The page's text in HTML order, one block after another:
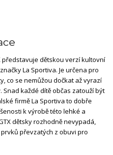
představuje dětskou verzí kultovní
La Sportiva. Je určena pro
co se nemůžou dočkat až vyrazí
každé dítě občas zatouží být
firmě La Sportiva to dobře
k výrobě této lehké a
dětsky rozhodně nevypadá,
převzatých z obuvi pro